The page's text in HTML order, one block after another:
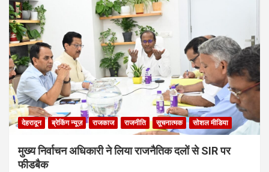
देहरादून ब्रेकिंग न्यूज़ राजकाज राजनीति सूचनात्मक सोशल मीडिया
मुख्य निर्वाचन अधिकारी ने लिया राजनैतिक दलों से SIR पर
फीडबैक